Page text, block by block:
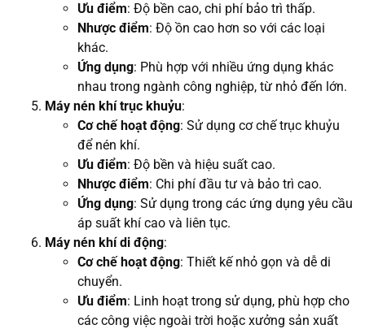
Ưu điểm: Độ bền cao, chi phí bảo trì thấp.
Nhược điểm: Độ ồn cao hơn so với các loại
khác.
Ứng dụng: Phù hợp với nhiều ứng dụng khác
nhau trong ngành công nghiệp, từ nhỏ đến lớn.
Máy nén khí trục khuỷu:
Cơ chế hoạt động: Sử dụng cơ chế trục khuỷu
để nén khí.
Ưu điểm: Độ bền và hiệu suất cao.
Nhược điểm: Chi phí đầu tư và bảo trì cao.
Ứng dụng: Sử dụng trong các ứng dụng yêu cầu
áp suất khí cao và liên tục.
Máy nén khí di động:
Cơ chế hoạt động: Thiết kế nhỏ gọn và dễ di
chuyển.
Ưu điểm: Linh hoạt trong sử dụng, phù hợp cho
các công việc ngoài trời hoặc xưởng sản xuất